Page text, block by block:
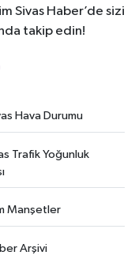
Sivas Haber’de sizi
takip edin!
Hava Durumu
Trafik Yoğunluk
Manşetler
Arşivi